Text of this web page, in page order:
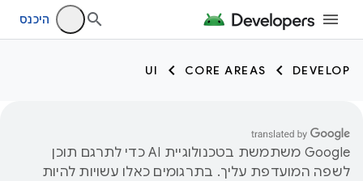
היכנס
DEVELOP
CORE AREAS
UI
‫Google משתמשת בטכנולוגיית AI כדי לתרגם תוכן
לשפה המועדפת עליך. בתרגומים כאלו עשויות להיות